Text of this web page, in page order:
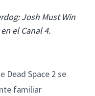
Josh Must Win
el Canal 4.
Dead Space 2 se
familiar